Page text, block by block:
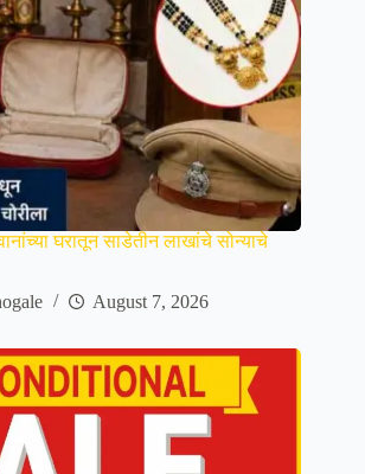
घरातून साडेतीन लाखांचे सोन्याचे
August 7, 2026